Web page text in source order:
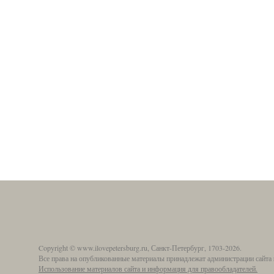
Copyright © www.ilovepetersburg.ru, Санкт-Петербург, 1703-2026.
Все права на опубликованные материалы принадлежат администрации сайта
Использование материалов сайта и информация для правообладателей.